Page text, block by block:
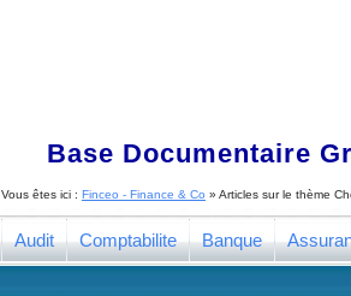
Base Documentaire
Vous êtes ici : Finceo - Finance & Co » Articles sur le thème
Audit Comptabilite Banque